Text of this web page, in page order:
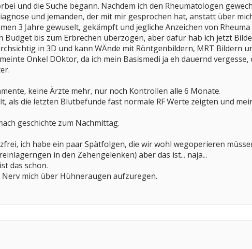
und die Suche begann. Nachdem ich den Rheumatologen
und jemanden, der mit mir gesprochen hat, anstatt über
3 Jahre gewuselt, gekämpft und jegliche Anzeichen von Rheuma
Budget bis zum Erbrechen überzogen, aber dafür hab ich jetzt
in 3D und kann WÄnde mit Röntgenbildern, MRT Bildern
Onkel DOktor, da ich mein Basismedi ja eh dauernd
keine Ärzte mehr, nur noch Kontrollen alle 6 Monate.
als die letzten Blutbefunde fast normale RF Werte zeigten und
geschichte zum Nachmittag.
ich habe ein paar Spätfolgen, die wir wohl wegoperieren
in den Zehengelenken) aber das ist... naja...
das schon.
Nerv mich über Hühneraugen aufzuregen.